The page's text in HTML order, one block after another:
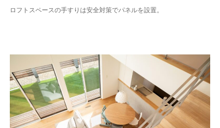
ロフトスペースの手すりは安全対策でパネルを設置。